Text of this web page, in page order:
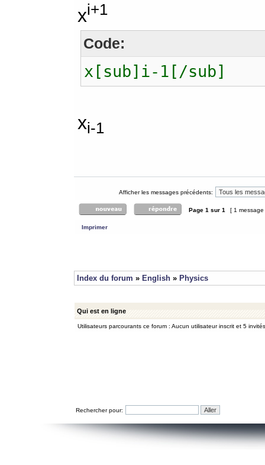
xi+1
Code:
x[sub]i-1[/sub]
xi-1
Afficher les messages précédents:
Page 1 sur 1 [ 1
Imprimer
Index du forum » English » Physics
Qui est en ligne
Utilisateurs parcourants ce forum : Aucun utilisateur inscrit et 5 invités
Rechercher pour: